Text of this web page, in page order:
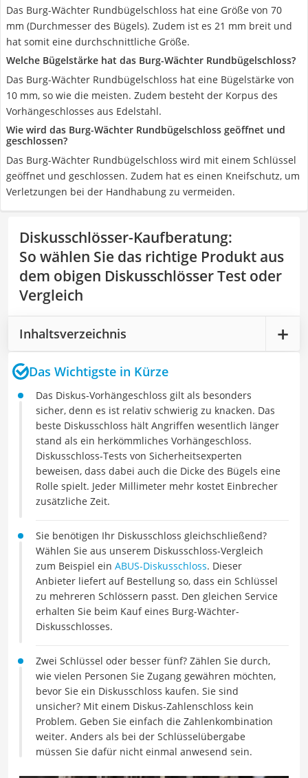
Das Burg-Wächter Rundbügelschloss hat eine Größe von 70
mm (Durchmesser des Bügels). Zudem ist es 21 mm breit und
hat somit eine durchschnittliche Größe.
Welche Bügelstärke hat das Burg-Wächter Rundbügelschloss?
Das Burg-Wächter Rundbügelschloss hat eine Bügelstärke von
10 mm, so wie die meisten. Zudem besteht der Korpus des
Vorhängeschlosses aus Edelstahl.
Wie wird das Burg-Wächter Rundbügelschloss geöffnet und
geschlossen?
Das Burg-Wächter Rundbügelschloss wird mit einem Schlüssel
geöffnet und geschlossen. Zudem hat es einen Kneifschutz, um
Verletzungen bei der Handhabung zu vermeiden.
Diskusschlösser-Kaufberatung:
So wählen Sie das richtige Produkt aus
dem obigen Diskusschlösser Test oder
Vergleich
Inhaltsverzeichnis
Das Wichtigste in Kürze
Das Diskus-Vorhängeschloss gilt als besonders
sicher, denn es ist relativ schwierig zu knacken. Das
beste Diskusschloss hält Angriffen wesentlich länger
stand als ein herkömmliches Vorhängeschloss.
Diskusschloss-Tests von Sicherheitsexperten
beweisen, dass dabei auch die Dicke des Bügels eine
Rolle spielt. Jeder Millimeter mehr kostet Einbrecher
zusätzliche Zeit.
Sie benötigen Ihr Diskusschloss gleichschließend?
Wählen Sie aus unserem Diskusschloss-Vergleich
zum Beispiel ein ABUS-Diskusschloss. Dieser
Anbieter liefert auf Bestellung so, dass ein Schlüssel
zu mehreren Schlössern passt. Den gleichen Service
erhalten Sie beim Kauf eines Burg-Wächter-
Diskusschlosses.
Zwei Schlüssel oder besser fünf? Zählen Sie durch,
wie vielen Personen Sie Zugang gewähren möchten,
bevor Sie ein Diskusschloss kaufen. Sie sind
unsicher? Mit einem Diskus-Zahlenschloss kein
Problem. Geben Sie einfach die Zahlenkombination
weiter. Anders als bei der Schlüsselübergabe
müssen Sie dafür nicht einmal anwesend sein.